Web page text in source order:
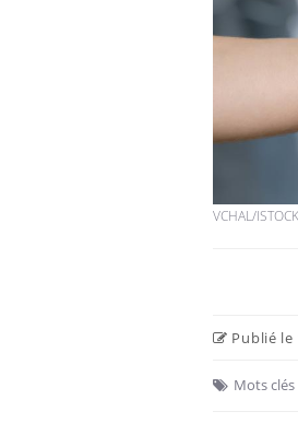
VCHAL/ISTOCK
Publié le
Mots clés